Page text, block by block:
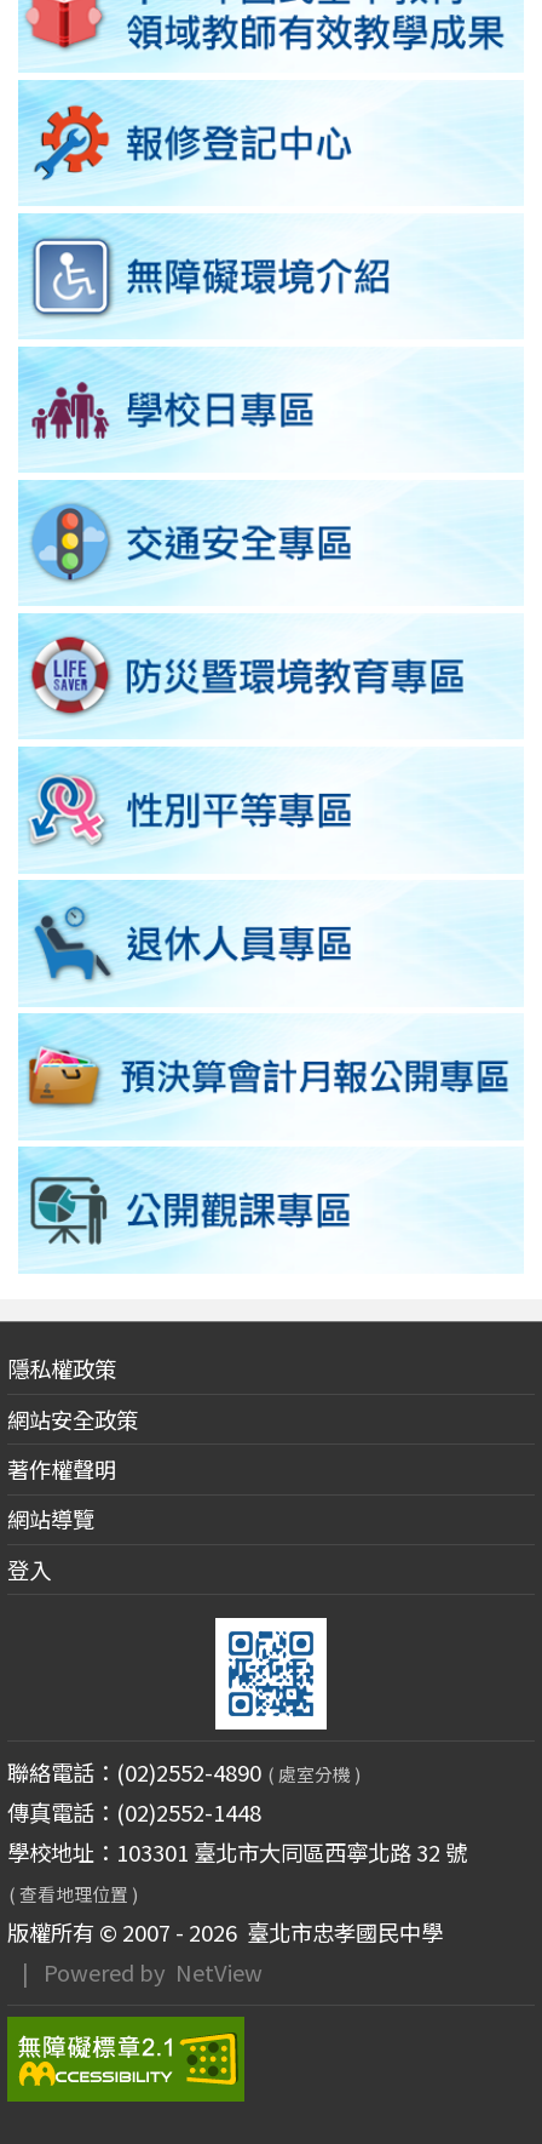
隱私權政策
網站安全政策
著作權聲明
網站導覽
登入
聯絡電話：(02)2552-4890 ( 處室分機 )
傳真電話：(02)2552-1448
學校地址：103301 臺北市大同區西寧北路 32 號
( 查看地理位置 )
版權所有 © 2007 - 2026臺北市忠孝國民中學
| Powered by NetView